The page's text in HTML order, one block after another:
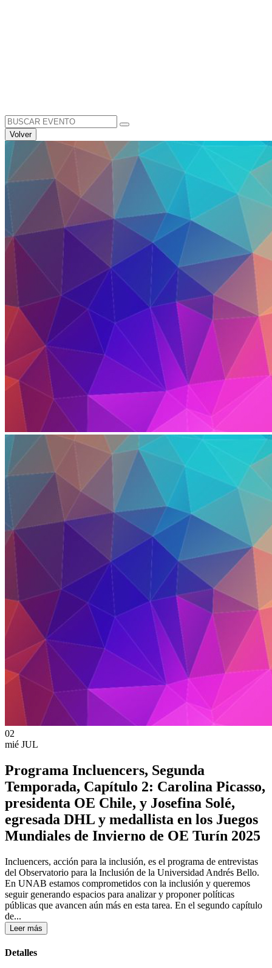
Search
for:
Volver
02
mié JUL
Programa Incluencers, Segunda
Temporada, Capítulo 2: Carolina Picasso,
presidenta OE Chile, y Josefina Solé,
egresada DHL y medallista en los Juegos
Mundiales de Invierno de OE Turín 2025
Incluencers, acción para la inclusión, es el programa de entrevistas
del Observatorio para la Inclusión de la Universidad Andrés Bello.
En UNAB estamos comprometidos con la inclusión y queremos
seguir generando espacios para analizar y proponer políticas
públicas que avancen aún más en esta tarea. En el segundo capítulo
de...
Leer más
Detalles